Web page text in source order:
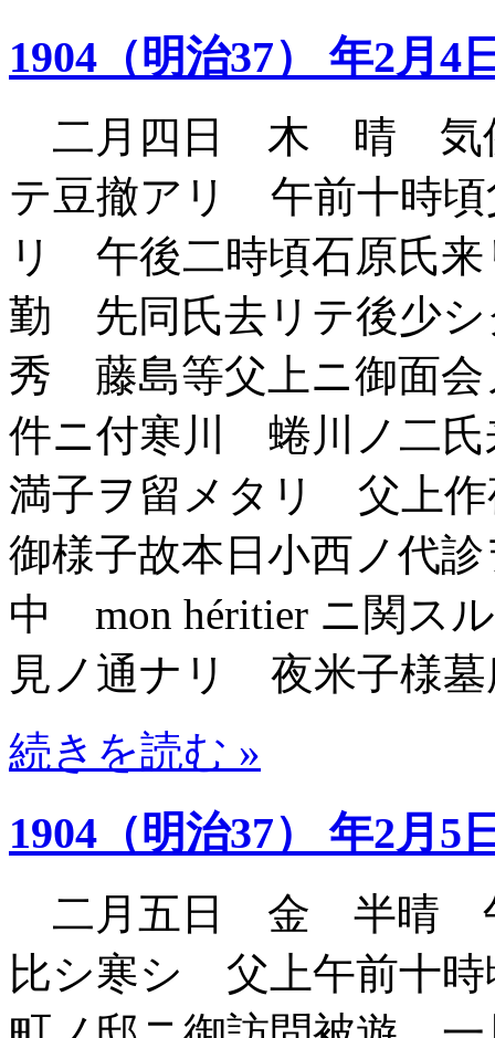
1904（明治37） 年2月4
二月四日 木 晴 気
テ豆撤アリ 午前十時頃
リ 午後二時頃石原氏来
勤 先同氏去リテ後少
秀 藤島等父上ニ御面
件ニ付寒川 蜷川ノ二
満子ヲ留メタリ 父上
御様子故本日小西ノ代
中 mon héritier ニ関ス
見ノ通ナリ 夜米子様墓
続きを読む »
1904（明治37） 年2月5
二月五日 金 半晴
比シ寒シ 父上午前十時